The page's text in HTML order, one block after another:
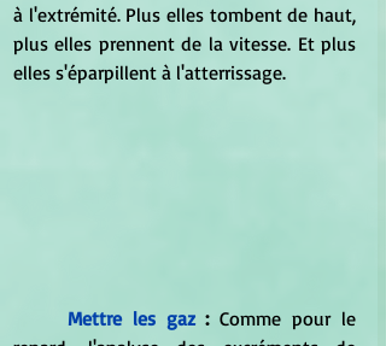
à l'extrémité. Plus elles tombent de haut,
plus elles prennent de la vitesse. Et plus
elles s'éparpillent à l'atterrissage.
Mettre les gaz : Comme pour le